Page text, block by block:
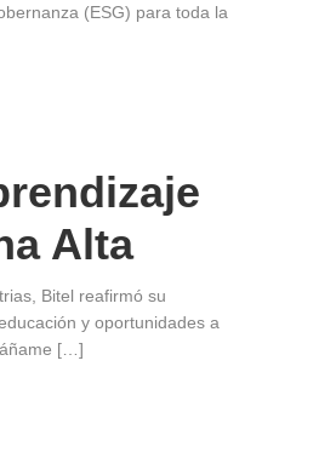
(ESG) para toda la
Alta
Bitel reafirmó su
y oportunidades a
[…]